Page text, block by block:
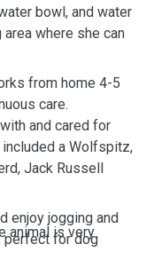
bowl, and water
where she can
from home 4-5
care.
and cared for
a Wolfspitz,
Jack Russell
animal is very
enjoy jogging and
perfect for dog